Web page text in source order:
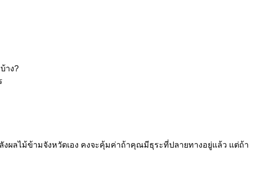
ผลไม้ข้ามจังหวัดเอง คงจะคุ้มค่าถ้าคุณมีธุระที่ปลายทางอยู่แล้ว แต่ถ้า